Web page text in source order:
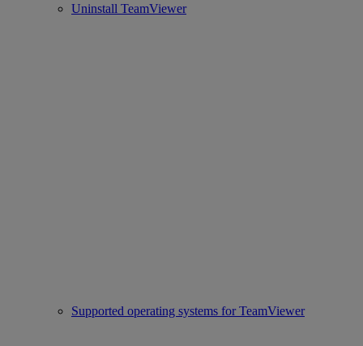
Uninstall TeamViewer
Supported operating systems for TeamViewer